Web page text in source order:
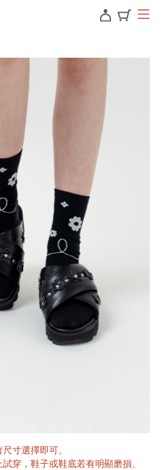
寸選擇即可。
穿，鞋子或鞋底若有明顯磨損、